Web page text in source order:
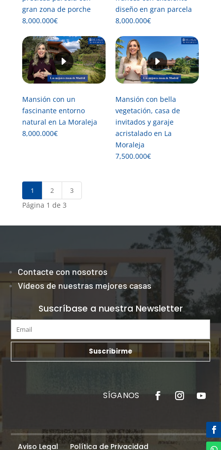
gran zona de porche
8,000.000€
diseño en gran parcela
8,000.000€
Mansión con un
fascinante entorno
natural en La Moraleja
8,000.000€
Mansión con bella
vegetación, casa de
invitados y garaje
acristalado en La
Moraleja
7,500.000€
1 2 3
Página 1 de 3
Contacte con nosotros
Vídeos de nuestras mejores casas
Suscríbase a nuestra Newsletter
Aviso Legal Política de Privacidad